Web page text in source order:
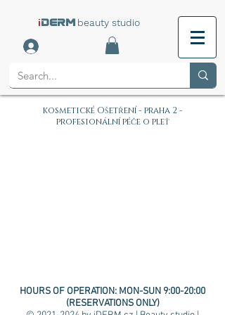
iDERM beauty studio
kosmetické Ošetření - praha 2 -
profesionální péče o pleť
HOURS OF OPERATION: MON-SUN 9:00-20:00
(RESERVATIONS ONLY)